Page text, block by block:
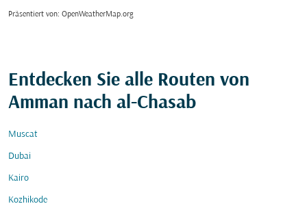
Präsentiert von: OpenWeatherMap.org
Entdecken Sie alle Routen von
Amman nach al-Chasab
Muscat
Dubai
Kairo
Kozhikode